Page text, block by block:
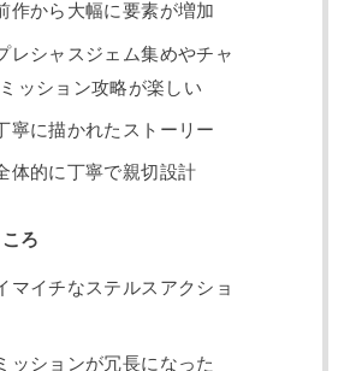
作から大幅に要素が増加
レシャスジェム集めやチャ
ッション攻略が楽しい
寧に描かれたストーリー
体的に丁寧で親切設計
ろ
マイチなステルスアクショ
ッションが冗長になった